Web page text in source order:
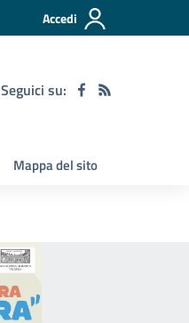
Accedi
Seguici su:
Mappa del sito